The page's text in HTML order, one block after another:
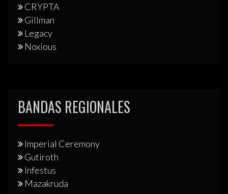
CRYPTA
Gillman
Legacy
Noxious
BANDAS REGIONALES
Imperial Ceremony
Gutiroth
Infestus
Mazakruda